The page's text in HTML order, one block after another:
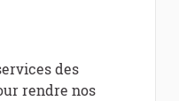
des
rendre nos